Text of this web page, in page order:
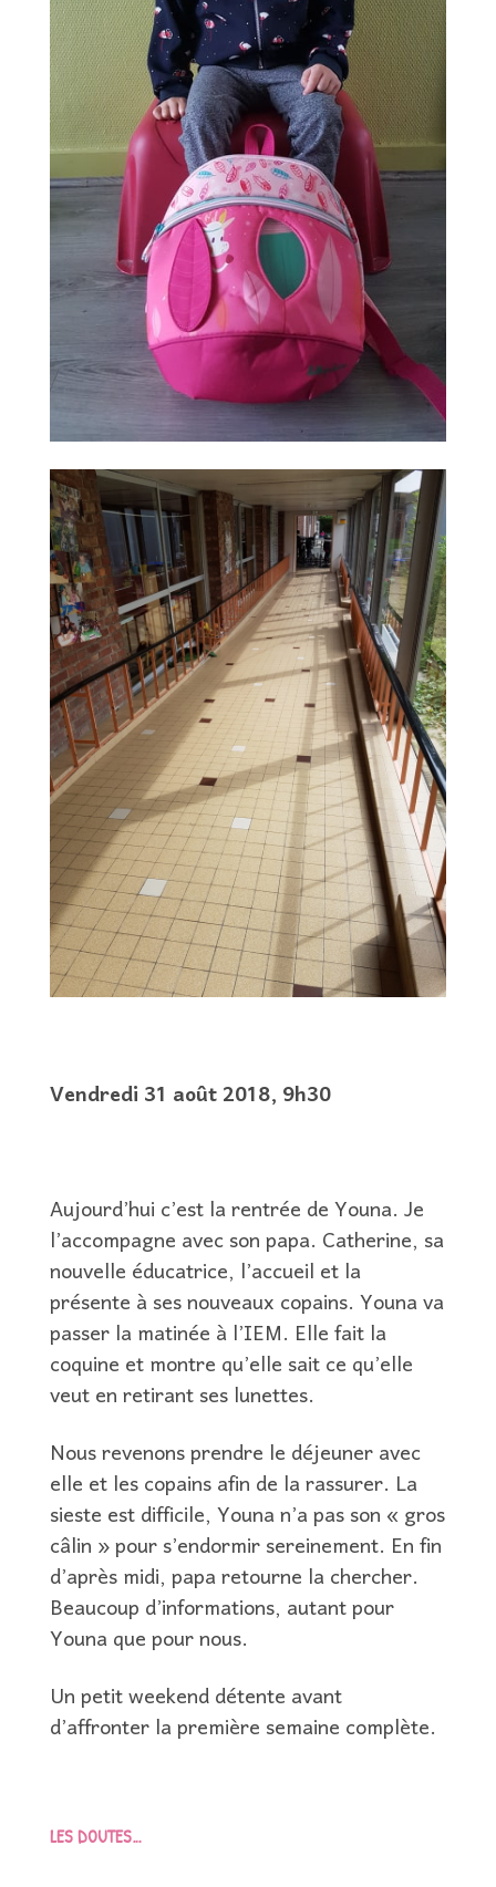
Vendredi 31 août 2018, 9h30
Aujourd’hui c’est la rentrée de Youna. Je
l’accompagne avec son papa. Catherine, sa
nouvelle éducatrice, l’accueil et la
présente à ses nouveaux copains. Youna va
passer la matinée à l’IEM. Elle fait la
coquine et montre qu’elle sait ce qu’elle
veut en retirant ses lunettes.
Nous revenons prendre le déjeuner avec
elle et les copains afin de la rassurer. La
sieste est difficile, Youna n’a pas son « gros
câlin » pour s’endormir sereinement. En fin
d’après midi, papa retourne la chercher.
Beaucoup d’informations, autant pour
Youna que pour nous.
Un petit weekend détente avant
d’affronter la première semaine complète.
LES DOUTES…